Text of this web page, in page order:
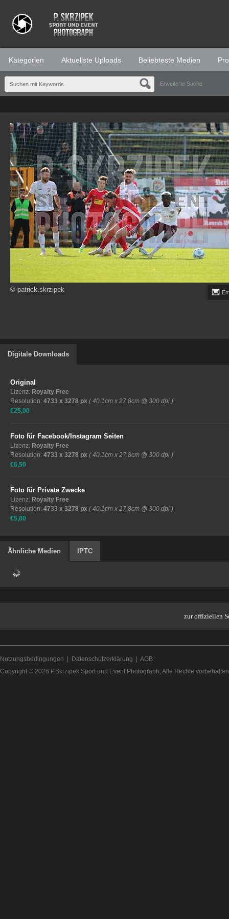
Kategorien Aktuellste Uploads Beliebteste Medien
Erweiterte Suche
© patrick.skrzipek
Digitale Downloads
Original
Lizenz: Royalty Free
Resolution: 4733 x 3278 px ( 40.1cm x 27.8cm @ 300 dpi )
€25,00
Foto für Facebook/Instagram Seiten
Lizenz: Royalty Free
Resolution: 4733 x 3278 px ( 40.1cm x 27.8cm @ 300 dpi )
€6,50
Foto für Private Zwecke
Lizenz: Royalty Free
Resolution: 4733 x 3278 px ( 40.1cm x 27.8cm @ 300 dpi )
€5,00
Ähnliche Medien IPTC
zur offiziellen
Nutzungsbedingungen Datenschutzerklärung
AGB
Copyright © 2026 P.Skrzipek Sport und Event Photograph, Alle Rechte